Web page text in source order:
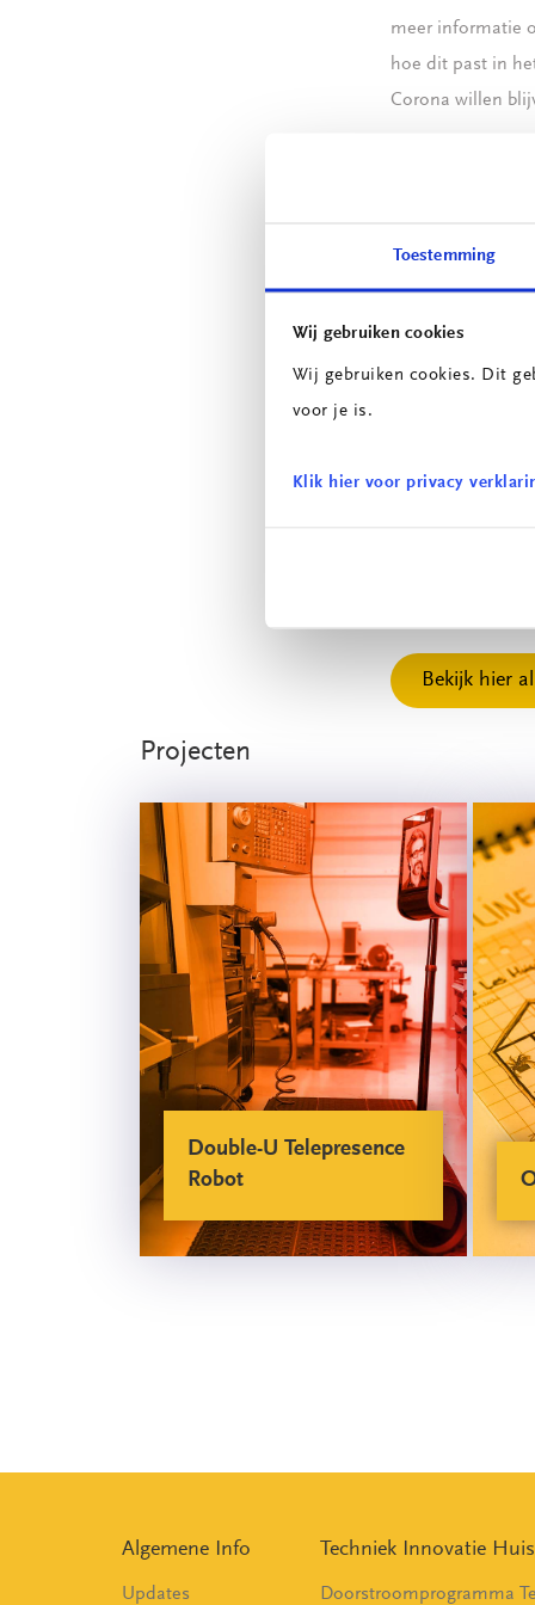
Toestemming
Wij gebruiken cookies
Wij gebruiken cookies. Dit
voor je is.
Klik hier voor privacy
meer informatie
hoe dit past in
Corona willen
Bekijk ook
Bekijk hier
Projecten
Double-U Telepresence
Robot
Algemene Info
Updates
Techniek Innovatie Huis
Doorstroomprogramma